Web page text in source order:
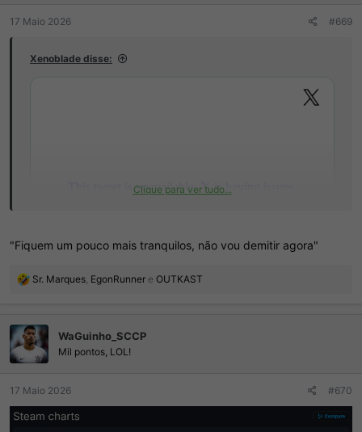
17 Maio 2026 #669
Xenoblade disse:
Clique para ver tudo...
"Fiquem um pouco mais tranquilos, não vou demitir agora"
R
ç
õ
e
s
Sr. Marques, EgonRunner e OUTKAST
WaGuinho_SCCP
Mil pontos, LOL!
17 Maio 2026 #670